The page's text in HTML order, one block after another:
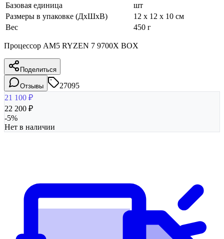
Базовая единица
шт
Размеры в упаковке (ДхШхВ)
12 x 12 x 10 см
Вес
450 г
Процессор AM5 RYZEN 7 9700X BOX
Поделиться
Отзывы
27095
21 100 ₽
22 200 ₽
-5%
Нет в наличии